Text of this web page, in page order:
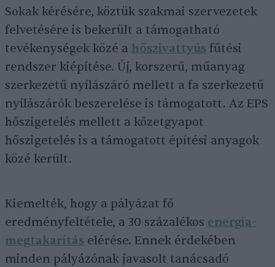
Sokak kérésére, köztük szakmai szervezetek
felvetésére is bekerült a támogatható
tevékenységek közé a hőszivattyús fűtési
rendszer kiépítése. Új, korszerű, műanyag
szerkezetű nyílászáró mellett a fa szerkezetű
nyílászárók beszerelése is támogatott. Az EPS
hőszigetelés mellett a kőzetgyapot
hőszigetelés is a támogatott építési anyagok
közé került.
Kiemelték, hogy a pályázat fő
eredményfeltétele, a 30 százalékos energia-
megtakarítás elérése. Ennek érdekében
minden pályázónak javasolt tanácsadó